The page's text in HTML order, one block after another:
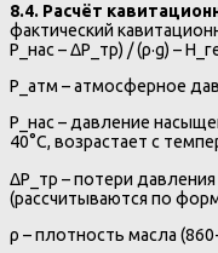
8.4. Расчёт
фактический
P_нас – ΔP_тр) / (ρ·g) –
P_атм – атмосферное
P_нас – давление
40°C, возрастает с
ΔP_тр – потери
(рассчитываются по
ρ – плотность масла